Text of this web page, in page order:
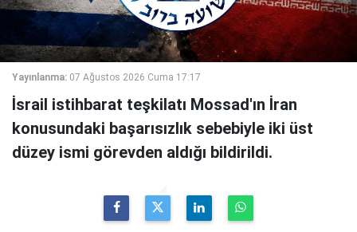
Yayınlanma: 07 Ağustos 2026 Cuma 17:17
İsrail istihbarat teşkilatı Mossad'ın İran
konusundaki başarısızlık sebebiyle iki üst
düzey ismi görevden aldığı bildirildi.